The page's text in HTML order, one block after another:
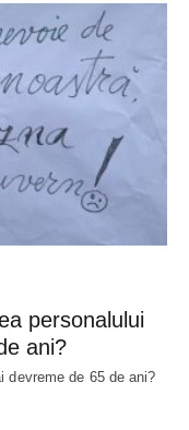
personalului
ani?
devreme de 65 de ani?